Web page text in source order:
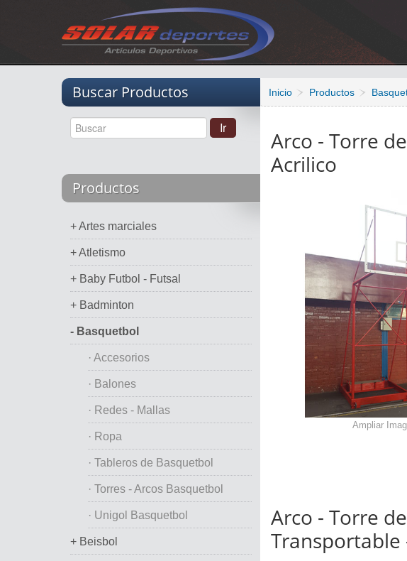
Buscar Productos
Productos
+ Artes marciales
+ Atletismo
+ Baby Futbol - Futsal
+ Badminton
- Basquetbol
· Accesorios
· Balones
· Redes - Mallas
· Ropa
· Tableros de Basquetbol
· Torres - Arcos Basquetbol
· Unigol Basquetbol
+ Beisbol
Inicio Productos
Arco - Torre
Acrilico
Ampliar
Arco - Torre